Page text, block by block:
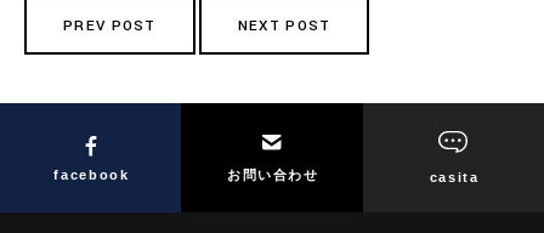
PREV POST NEXT POST
facebook お問い合わせ casita